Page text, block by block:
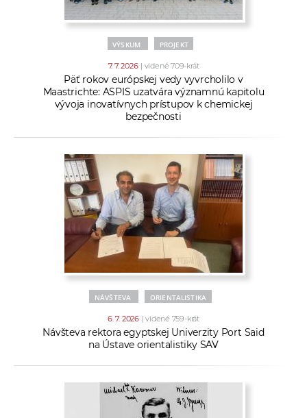
VÝSKUM PROJEKT
7. 7. 2026 | videné 709-krát
Päť rokov európskej vedy vyvrcholilo v
Maastrichte: ASPIS uzatvára významnú kapitolu
vývoja inovatívnych prístupov k chemickej
bezpečnosti
NÁVŠTEVA ORIENTALISTIKA
6. 7. 2026 | videné 759-krát
Návšteva rektora egyptskej Univerzity Port Said
na Ústave orientalistiky SAV